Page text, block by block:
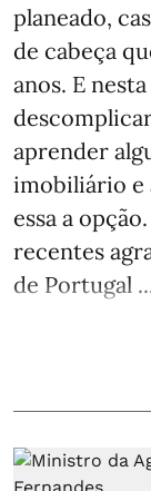
planeado,
de cabeça
anos. E
aprender
imobiliário e
essa a
recentes
de Portugal